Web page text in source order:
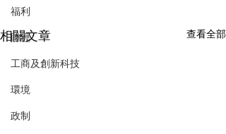
福利
財經
工商及創新科技
環境
政制
相關文章 查看全部